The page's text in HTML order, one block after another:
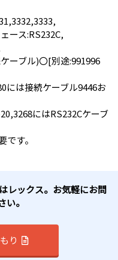
ース:RS232C,
ーブル)〇[別途:991996
には接続ケーブル9446お
にはRS232Cケーブ
です。
レックス。お気軽にお問
い。
り